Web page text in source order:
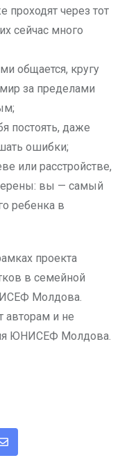
проходят через тот
сейчас много
общается, кругу
за пределами
постоять, даже
ошибки;
или расстройстве,
вы — самый
ребенка в
проекта
в семейной
Молдова.
авторам и не
ЮНИСЕФ Молдова.
Share